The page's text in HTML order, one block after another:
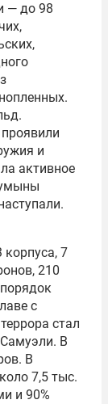
— до 98
и
активное
7
210
с
стал
В
В
7,5 тыс.
и 90%